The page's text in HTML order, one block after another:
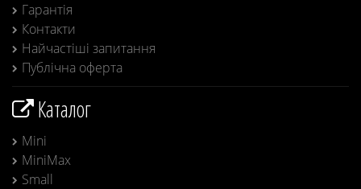
Гарантія
Контакти
Найчастіші запитання
Публічна оферта
Каталог
Mini
MiniMax
Small